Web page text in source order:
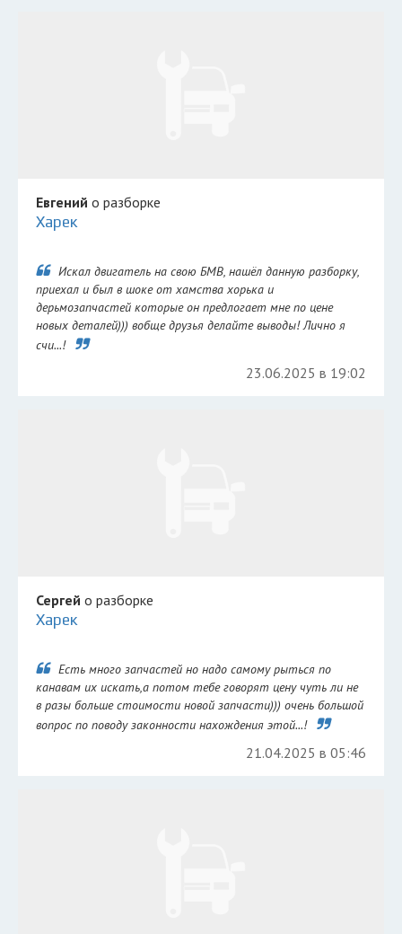
Евгений о разборке
Харек
Искал двигатель на свою БМВ, нашёл данную разборку,
приехал и был в шоке от хамства хорька и
дерьмозапчастей которые он предлогает мне по цене
новых деталей))) вобще друзья делайте выводы! Лично я
счи...!
23.06.2025 в 19:02
Сергей о разборке
Харек
Есть много запчастей но надо самому рыться по
канавам их искать,а потом тебе говорят цену чуть ли не
в разы больше стоимости новой запчасти))) очень большой
вопрос по поводу законности нахождения этой...!
21.04.2025 в 05:46